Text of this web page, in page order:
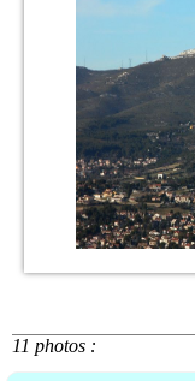
11 photos :